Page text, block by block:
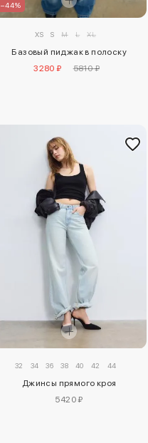
–44%
XS S M L XL
Базовый пиджак в полоску
3280 ₽
5810 ₽
32 34 36 38 40 42 44
Джинсы прямого кроя
5420 ₽